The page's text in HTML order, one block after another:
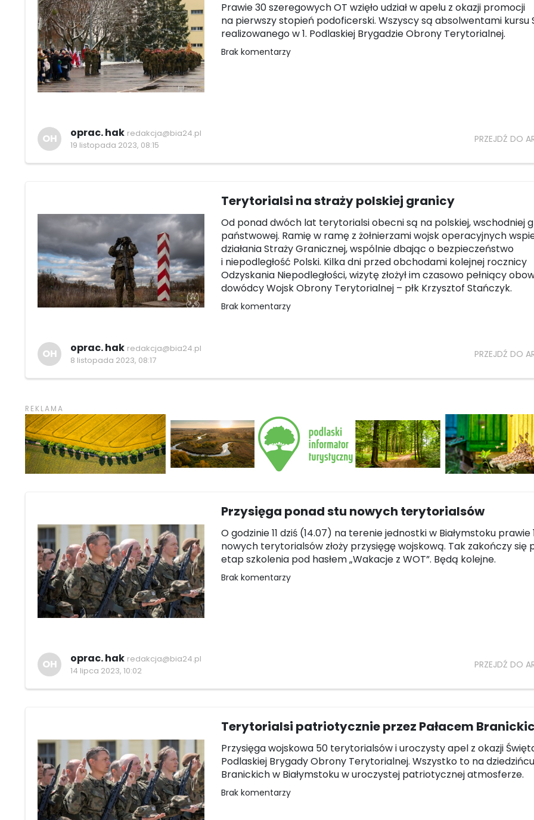
Prawie 30 szeregowych OT wzięło udział w apelu z okazji promocji
na pierwszy stopień podoficerski. Wszyscy są absolwentami kursu
realizowanego w 1. Podlaskiej Brygadzie Obrony Terytorialnej.
Brak komentarzy
OH oprac. hak redakcja@bia24.pl
19 listopada 2023, 08:15
PRZEJDŹ DO
Terytorialsi na straży polskiej granicy
Od ponad dwóch lat terytorialsi obecni są na polskiej, wschodniej
państwowej. Ramię w ramę z żołnierzami wojsk operacyjnych
działania Straży Granicznej, wspólnie dbając o bezpieczeństwo
i niepodległość Polski. Kilka dni przed obchodami kolejnej rocznicy
Odzyskania Niepodległości, wizytę złożył im czasowo pełniący
dowódcy Wojsk Obrony Terytorialnej – płk Krzysztof Stańczyk.
Brak komentarzy
OH oprac. hak redakcja@bia24.pl
8 listopada 2023, 08:17
PRZEJDŹ DO
Przysięga ponad stu nowych terytorialsów
O godzinie 11 dziś (14.07) na terenie jednostki w Białymstoku prawie
nowych terytorialsów złoży przysięgę wojskową. Tak zakończy się
etap szkolenia pod hasłem „Wakacje z WOT”. Będą kolejne.
Brak komentarzy
OH oprac. hak redakcja@bia24.pl
14 lipca 2023, 10:02
PRZEJDŹ DO
Terytorialsi patriotycznie przez Pałacem
Przysięga wojskowa 50 terytorialsów i uroczysty apel z okazji
Podlaskiej Brygady Obrony Terytorialnej. Wszystko to na
Branickich w Białymstoku w uroczystej patriotycznej atmosferze.
Brak komentarzy